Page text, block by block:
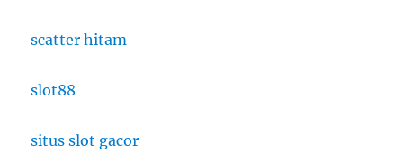
scatter hitam
slot88
situs slot gacor